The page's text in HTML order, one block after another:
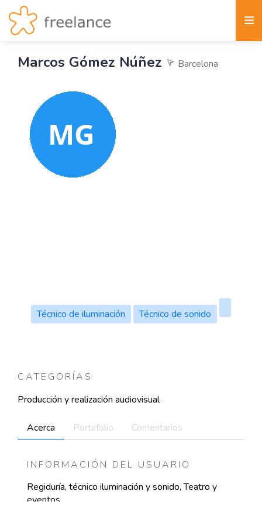
Marcos Gómez Núñez Barcelona
Técnico de iluminación Técnico de sonido
CATEGORÍAS
Producción y realización audiovisual
Acerca Portafolio Comentarios
INFORMACIÓN DEL USUARIO
Regiduría, técnico iluminación y sonido, Teatro y
eventos